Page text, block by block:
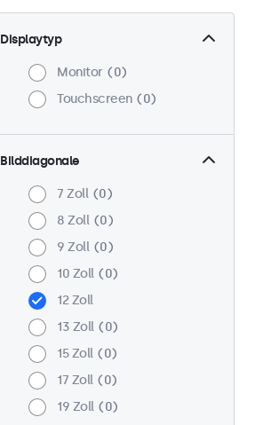
Displaytyp
Monitor
0
Touchscreen
0
Bilddiagonale
7 Zoll
0
8 Zoll
0
9 Zoll
0
10 Zoll
0
12 Zoll
13 Zoll
0
15 Zoll
0
17 Zoll
0
19 Zoll
0